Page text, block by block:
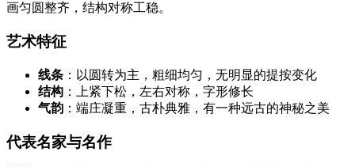
画匀圆整齐，结构对称工稳。
艺术特征
线条 ：以圆转为主，粗细均匀，无明显的提按变化
结构 ：上紧下松，左右对称，字形修长
气韵 ：端庄凝重，古朴典雅，有一种远古的神秘之美
代表名家与名作